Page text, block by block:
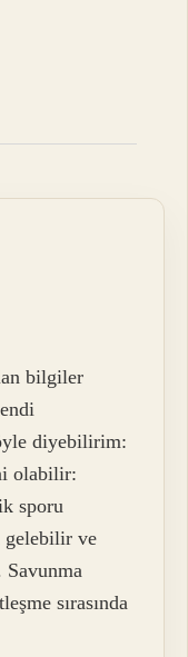
bilgiler
diyebilirim:
olabilir:
sporu
gelebilir ve
sırasında